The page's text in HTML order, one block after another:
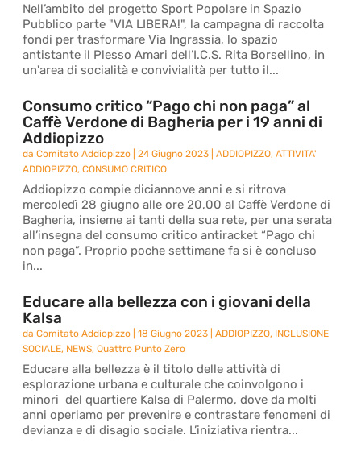
Nell’ambito del progetto Sport Popolare in Spazio
Pubblico parte "VIA LIBERA!", la campagna di raccolta
fondi per trasformare Via Ingrassia, lo spazio
antistante il Plesso Amari dell’I.C.S. Rita Borsellino, in
un'area di socialità e convivialità per tutto il...
Consumo critico “Pago chi non paga” al
Caffè Verdone di Bagheria per i 19 anni di
Addiopizzo
daComitato Addiopizzo |24 Giugno 2023 |ADDIOPIZZO,ATTIVITA'
ADDIOPIZZO,CONSUMO CRITICO
Addiopizzo compie diciannove anni e si ritrova
mercoledì 28 giugno alle ore 20,00 al Caffè Verdone di
Bagheria, insieme ai tanti della sua rete, per una serata
all’insegna del consumo critico antiracket “Pago chi
non paga”. Proprio poche settimane fa si è concluso
in...
Educare alla bellezza con i giovani della
Kalsa
daComitato Addiopizzo |18 Giugno 2023 |ADDIOPIZZO, INCLUSIONE
SOCIALE, NEWS,Quattro Punto Zero
Educare alla bellezza è il titolo delle attività di
esplorazione urbana e culturale che coinvolgono i
minori del quartiere Kalsa di Palermo, dove da molti
anni operiamo per prevenire e contrastare fenomeni di
devianza e di disagio sociale. L’iniziativa rientra...